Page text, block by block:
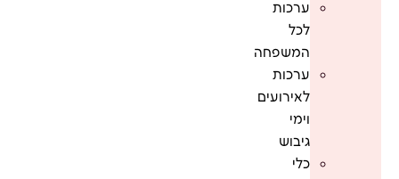
ערכות
לכל
המשפחה
ערכות
לאירועים
וימי
גיבוש
כלי